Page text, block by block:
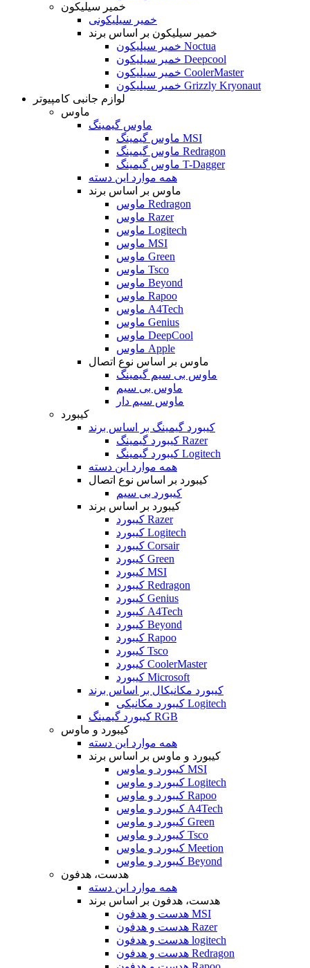
خمیر سیلیکون
خمیر سیلیکونی
خمیر سیلیکون بر اساس برند
خمیر سیلیکون Noctua
خمیر سیلیکون Deepcool
خمیر سیلیکون CoolerMaster
خمیر سیلیکون Grizzly Kryonaut
لوازم جانبی کامپیوتر
ماوس
ماوس گیمینگ
ماوس گیمینگ MSI
ماوس گیمینگ Redragon
ماوس گیمینگ T-Dagger
همه موارد این دسته
ماوس بر اساس برند
ماوس Redragon
ماوس Razer
ماوس Logitech
ماوس MSI
ماوس Green
ماوس Tsco
ماوس Beyond
ماوس Rapoo
ماوس A4Tech
ماوس Genius
ماوس DeepCool
ماوس Apple
ماوس بر اساس نوع اتصال
ماوس بی سیم گیمینگ
ماوس بی سیم
ماوس سیم دار
کیبورد
کیبورد گیمینگ بر اساس برند
کیبورد گیمینگ Razer
کیبورد گیمینگ Logitech
همه موارد این دسته
کیبورد بر اساس نوع اتصال
کیبورد بی سیم
کیبورد بر اساس برند
کیبورد Razer
کیبورد Logitech
کیبورد Corsair
کیبورد Green
کیبورد MSI
کیبورد Redragon
کیبورد Genius
کیبورد A4Tech
کیبورد Beyond
کیبورد Rapoo
کیبورد Tsco
کیبورد CoolerMaster
کیبورد Microsoft
کیبورد مکانیکال بر اساس برند
کیبورد مکانیکی Logitech
کیبورد گیمینگ RGB
کیبورد و ماوس
همه موارد این دسته
کیبورد و ماوس بر اساس برند
کیبورد و ماوس MSI
کیبورد و ماوس Logitech
کیبورد و ماوس Rapoo
کیبورد و ماوس A4Tech
کیبورد و ماوس Green
کیبورد و ماوس Tsco
کیبورد و ماوس Meetion
کیبورد و ماوس Beyond
هدست، هدفون
همه موارد این دسته
هدست، هدفون بر اساس برند
هدست و هدفون MSI
هدست و هدفون Razer
هدست و هدفون logitech
هدست و هدفون Redragon